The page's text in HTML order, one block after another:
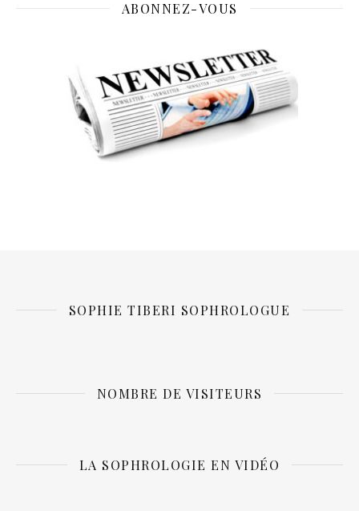
ABONNEZ-VOUS
SOPHIE TIBERI SOPHROLOGUE
NOMBRE DE VISITEURS
LA SOPHROLOGIE EN VIDÉO